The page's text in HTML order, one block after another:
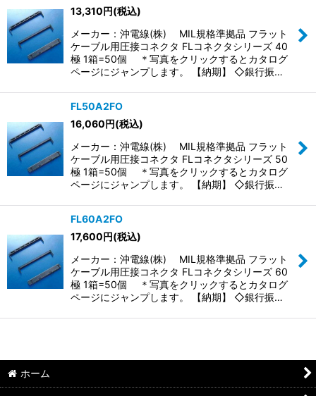
13,310円(税込)
メーカー：沖電線(株) MIL規格準拠品 フラット
ケーブル用圧接コネクタ FLコネクタシリーズ 40
極 1箱=50個 ＊写真をクリックするとカタログ
ページにジャンプします。 【納期】 ◇銀行振…
FL50A2FO
16,060円(税込)
メーカー：沖電線(株) MIL規格準拠品 フラット
ケーブル用圧接コネクタ FLコネクタシリーズ 50
極 1箱=50個 ＊写真をクリックするとカタログ
ページにジャンプします。 【納期】 ◇銀行振…
FL60A2FO
17,600円(税込)
メーカー：沖電線(株) MIL規格準拠品 フラット
ケーブル用圧接コネクタ FLコネクタシリーズ 60
極 1箱=50個 ＊写真をクリックするとカタログ
ページにジャンプします。 【納期】 ◇銀行振…
ホーム